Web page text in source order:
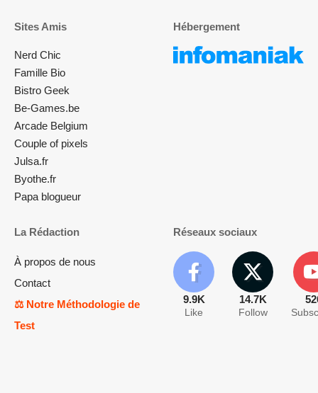
Sites Amis
Nerd Chic
Famille Bio
Bistro Geek
Be-Games.be
Arcade Belgium
Couple of pixels
Julsa.fr
Byothe.fr
Papa blogueur
Hébergement
La Rédaction
À propos de nous
Contact
⚖️ Notre Méthodologie de
Test
Réseaux sociaux
9.9K
Like
14.7K
Follow